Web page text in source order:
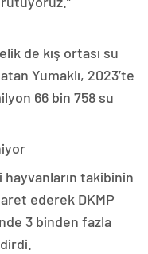
de kış ortası su
Yumaklı, 2023’te
66 bin 758 su
takibinin
ederek DKMP
3 binden fazla